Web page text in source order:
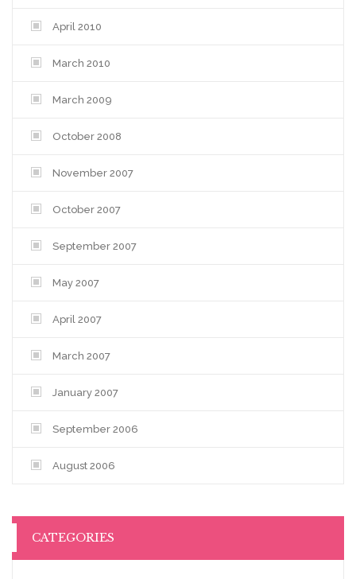
April 2010
March 2010
March 2009
October 2008
November 2007
October 2007
September 2007
May 2007
April 2007
March 2007
January 2007
September 2006
August 2006
CATEGORIES